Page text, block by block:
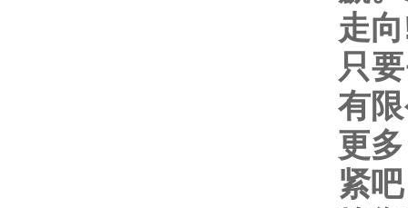
走向
只
有
更
紧